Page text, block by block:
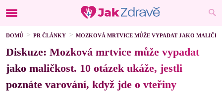
DOMŮ PR ČLÁNKY MOZKOVÁ MRTVICE MŮŽE VYPADAT JAKO
Diskuze: Mozková mrtvice může vypadat
jako maličkost. 10 otázek ukáže, jestli
poznáte varování, když jde o vteřiny